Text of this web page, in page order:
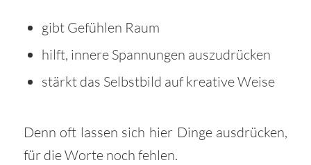
gibt Gefühlen Raum
hilft, innere Spannungen auszudrücken
stärkt das Selbstbild auf kreative Weise
Denn oft lassen sich hier Dinge ausdrücken,
für die Worte noch fehlen.